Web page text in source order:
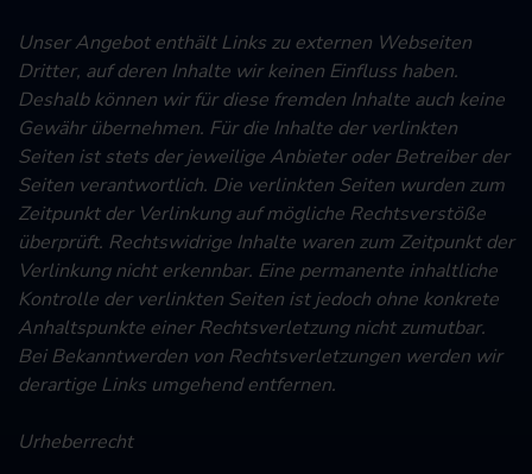
Unser Angebot enthält Links zu externen Webseiten
Dritter, auf deren Inhalte wir keinen Einfluss haben.
Deshalb können wir für diese fremden Inhalte auch keine
Gewähr übernehmen. Für die Inhalte der verlinkten
Seiten ist stets der jeweilige Anbieter oder Betreiber der
Seiten verantwortlich. Die verlinkten Seiten wurden zum
Zeitpunkt der Verlinkung auf mögliche Rechtsverstöße
überprüft. Rechtswidrige Inhalte waren zum Zeitpunkt der
Verlinkung nicht erkennbar. Eine permanente inhaltliche
Kontrolle der verlinkten Seiten ist jedoch ohne konkrete
Anhaltspunkte einer Rechtsverletzung nicht zumutbar.
Bei Bekanntwerden von Rechtsverletzungen werden wir
derartige Links umgehend entfernen.
Urheberrecht